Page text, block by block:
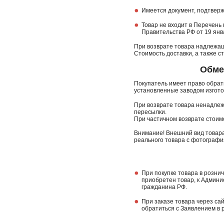
Имеется документ,
Товар не входит в
Правительства РФ от 19
При возврате товара
Стоимость доставки, а также
Покупатель имеет право
установленные заводом
При возврате товара
пересылки.
При частичном возврате
Внимание! Внешний вид
реального товара с
При покупке товара в
приобретен товар, к
гражданина РФ.
При заказе товара через
обратиться с Заявлением в